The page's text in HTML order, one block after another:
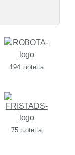
194 tuotetta
75 tuotetta